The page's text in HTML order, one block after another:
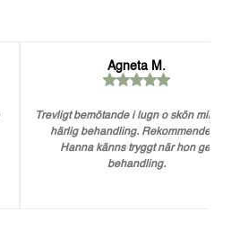
Agneta M.
Trevligt bemötande i lugn o skön miljö. En
härlig behandling. Rekommenderar
Hanna känns tryggt när hon ger
behandling.